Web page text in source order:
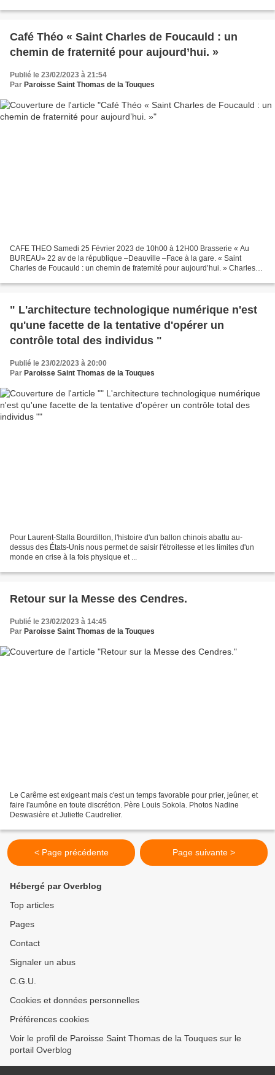
Café Théo « Saint Charles de Foucauld : un
chemin de fraternité pour aujourd’hui. »
Publié le 23/02/2023 à 21:54
Par Paroisse Saint Thomas de la Touques
CAFE THEO Samedi 25 Février 2023 de 10h00 à 12H00 Brasserie « Au
BUREAU» 22 av de la république –Deauville –Face à la gare. « Saint
Charles de Foucauld : un chemin de fraternité pour aujourd’hui. » Charles
" L'architecture technologique numérique n'est
qu'une facette de la tentative d'opérer un
contrôle total des individus "
Publié le 23/02/2023 à 20:00
Par Paroisse Saint Thomas de la Touques
Pour Laurent-Stalla Bourdillon, l'histoire d'un ballon chinois abattu au-
dessus des États-Unis nous permet de saisir l'étroitesse et les limites d'un
monde en crise à la fois physique et ...
Retour sur la Messe des Cendres.
Publié le 23/02/2023 à 14:45
Par Paroisse Saint Thomas de la Touques
Le Carême est exigeant mais c'est un temps favorable pour prier, jeûner, et
faire l'aumône en toute discrétion. Père Louis Sokola. Photos Nadine
Deswasière et Juliette Caudrelier.
< Page précédente Page suivante >
Hébergé par Overblog
Top articles
Pages
Contact
Signaler un abus
C.G.U.
Cookies et données personnelles
Préférences cookies
Voir le profil de Paroisse Saint Thomas de la Touques sur le
portail Overblog